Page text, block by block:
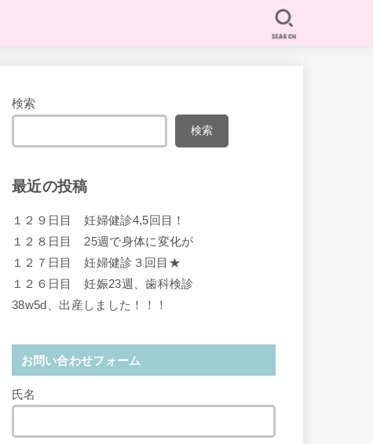
SEARCH
検索
検索
最近の投稿
１２９日目 妊婦健診4,5回目！
１２８日目 25週で身体に変化が
１２７日目 妊婦健診３回目★
１２６日目 妊娠23週、歯科検診
38w5d、出産しました！！！
お問い合わせフォーム
氏名